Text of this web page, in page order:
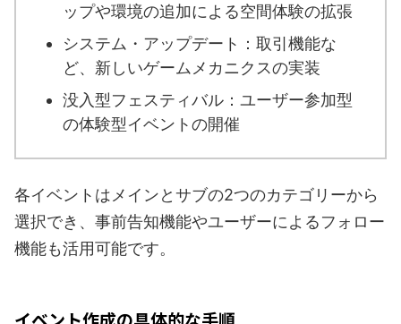
ップや環境の追加による空間体験の拡張
システム・アップデート：取引機能な
ど、新しいゲームメカニクスの実装
没入型フェスティバル：ユーザー参加型
の体験型イベントの開催
各イベントはメインとサブの2つのカテゴリーから
選択でき、事前告知機能やユーザーによるフォロー
機能も活用可能です。
イベント作成の具体的な手順